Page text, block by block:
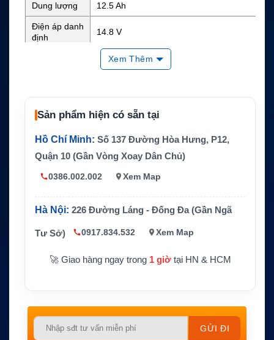
Dung lượng 12.5 Ah
Điện áp danh
định
14.8 V
185 Wh
Chuẩn bảo v
Tuổi thọ pin Khoảng 300 chu kỳ sạc
Thiết bị tươn
Hytera E-pack100 DMR Ad-hoc Portable
Hãng sản xu
ất
Hytera
Đơn vị phân
Xem Thêm
Sản phẩm hiện có sẵn tại
Hồ Chí Minh: Số 137 Đường Hòa Hưng, P12,
Quận 10 (Gần Vòng Xoay Dân Chủ)
0386.002.002 Xem Map
Hà Nội: 226 Đường Láng - Đống Đa (Gần Ngã
Tư Sở) 0917.834.532 Xem Map
🚀 Giao hàng ngay trong 1 giờtại HN & HCM
Please